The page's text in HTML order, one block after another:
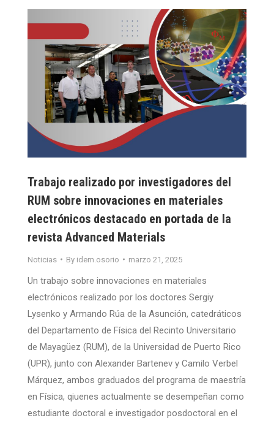
Trabajo realizado por investigadores del
RUM sobre innovaciones en materiales
electrónicos destacado en portada de la
revista Advanced Materials
Noticias By idem.osorio marzo 21, 2025
Un trabajo sobre innovaciones en materiales
electrónicos realizado por los doctores Sergiy
Lysenko y Armando Rúa de la Asunción, catedráticos
del Departamento de Física del Recinto Universitario
de Mayagüez (RUM), de la Universidad de Puerto Rico
(UPR), junto con Alexander Bartenev y Camilo Verbel
Márquez, ambos graduados del programa de maestría
en Física, qiuenes actualmente se desempeñan como
estudiante doctoral e investigador posdoctoral en el